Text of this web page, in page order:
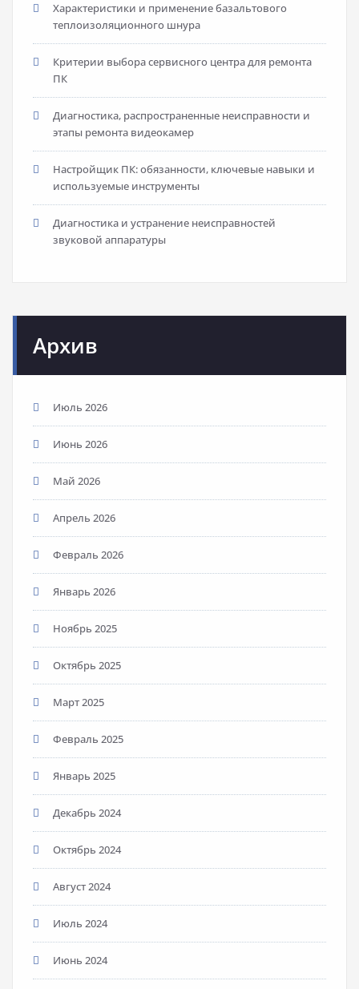
Характеристики и применение базальтового
теплоизоляционного шнура
Критерии выбора сервисного центра для ремонта
ПК
Диагностика, распространенные неисправности и
этапы ремонта видеокамер
Настройщик ПК: обязанности, ключевые навыки и
используемые инструменты
Диагностика и устранение неисправностей
звуковой аппаратуры
Архив
Июль 2026
Июнь 2026
Май 2026
Апрель 2026
Февраль 2026
Январь 2026
Ноябрь 2025
Октябрь 2025
Март 2025
Февраль 2025
Январь 2025
Декабрь 2024
Октябрь 2024
Август 2024
Июль 2024
Июнь 2024